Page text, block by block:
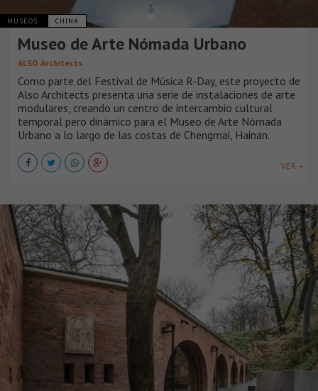
MUSEOS CHINA
Museo de Arte Nómada Urbano
ALSO Architects
Como parte del Festival de Música R-Day, este proyecto de
Also Architects presenta una serie de instalaciones de arte
modulares, creando un centro de intercambio cultural
temporal pero dinámico para el Museo de Arte Nómada
Urbano a lo largo de las costas de Chengmai, Hainan.
VER +